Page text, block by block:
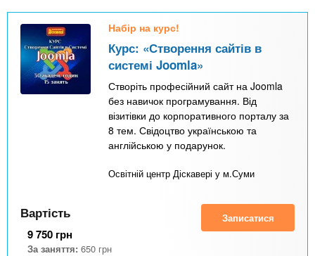
Набір на курс!
Курс: «Створення сайтів в
системі Joomla»
Створіть професійний сайт на Joomla
без навичок програмування. Від
візитівки до корпоративного порталу за
8 тем. Свідоцтво українською та
англійською у подарунок.
Освітній центр Діскавері у м.Суми
Вартість
9 750 грн
За заняття: 650 грн
Записатися